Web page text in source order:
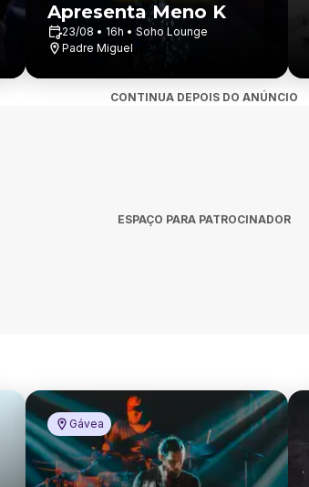
Apresenta Meno K
23/08 • 16h • Soho Lounge
Padre Miguel
CONTINUA DEPOIS DO ANÚNCIO
ESPAÇO PARA PATROCINADOR
Gávea